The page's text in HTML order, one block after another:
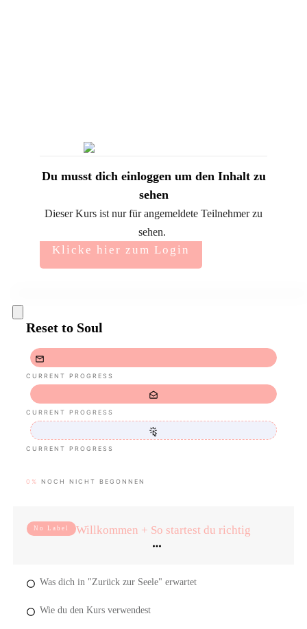
Du musst dich einloggen um den Inhalt zu
sehen
Dieser Kurs ist nur für angemeldete Teilnehmer zu
sehen.
Klicke hier zum Login
Reset to Soul
CURRENT PROGRESS
CURRENT PROGRESS
CURRENT PROGRESS
0% NOCH NICHT BEGONNEN
No Label Willkommen + So startest du richtig
Was dich in "Zurück zur Seele" erwartet
Wie du den Kurs verwendest